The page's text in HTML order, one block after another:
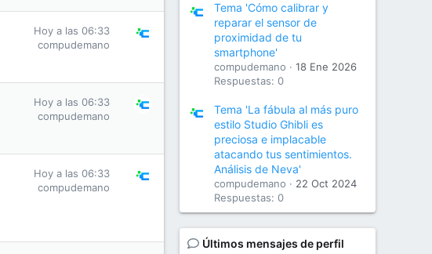
Hoy a las 06:33
compudemano
Hoy a las 06:33
compudemano
Hoy a las 06:33
compudemano
Tema 'Cómo calibrar y
reparar el sensor de
proximidad de tu
smartphone'
compudemano
18 Ene 2026
Respuestas: 0
Tema 'La fábula al más puro
estilo Studio Ghibli es
preciosa e implacable
atacando tus sentimientos.
Análisis de Neva'
compudemano
22 Oct 2024
Respuestas: 0
Últimos mensajes de perfil